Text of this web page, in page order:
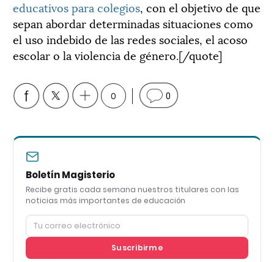
educativos para colegios, con el objetivo de que
sepan abordar determinadas situaciones como
el uso indebido de las redes sociales, el acoso
escolar o la violencia de género.[/quote]
0 0
Boletín Magisterio
Recibe gratis cada semana nuestros titulares con las
noticias más importantes de educación
Suscribirme